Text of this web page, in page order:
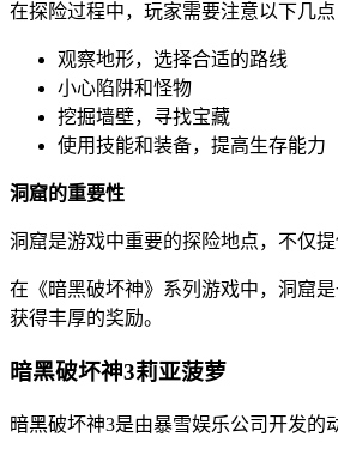
在探险过程中，玩家需要注意以下几点
观察地形，选择合适的路线
小心陷阱和怪物
挖掘墙壁，寻找宝藏
使用技能和装备，提高生存能力
洞窟的重要性
洞窟是游戏中重要的探险地点，不仅
在《暗黑破坏神》系列游戏中，洞窟
获得丰厚的奖励。
暗黑破坏神3莉亚菠萝
暗黑破坏神3是由暴雪娱乐公司开发的